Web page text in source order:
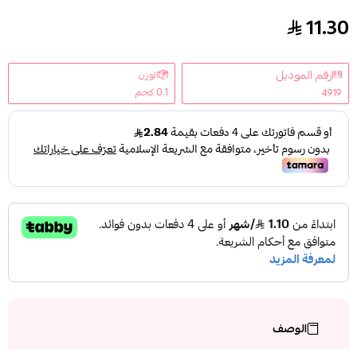
بانتين شامبو وداعا لتطايرات الصيف - 400مل
11.30
رقم الموديل
4919
الوزن
0.1 كجم
الوصف